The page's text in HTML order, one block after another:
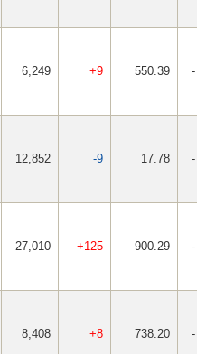
6,249 +9 550.39 -
12,852 -9 17.78 -
27,010 +125 900.29 -
8,408 +8 738.20 -